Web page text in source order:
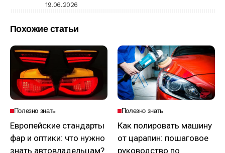
19.06.2026
Похожие статьи
Полезно знать
Европейские стандарты
фар и оптики: что нужно
знать автовладельцам?
Полезно знать
Как полировать машину
от царапин: пошаговое
руководство по